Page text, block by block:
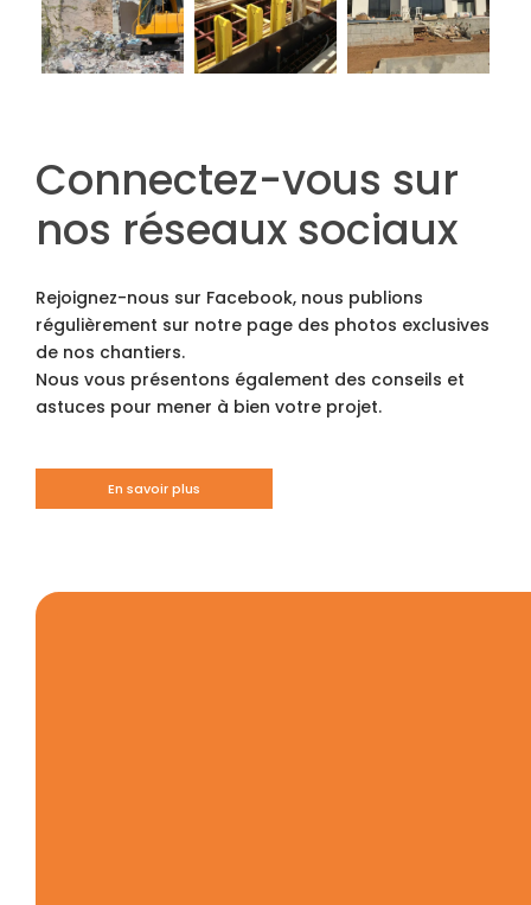
Connectez-vous sur
nos réseaux sociaux
Rejoignez-nous sur Facebook, nous publions
régulièrement sur notre page des photos exclusives
de nos chantiers.
Nous vous présentons également des conseils et
astuces pour mener à bien votre projet.
En savoir plus